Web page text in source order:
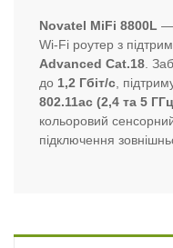
Novatel MiFi 8800L —
Wi-Fi роутер з
Advanced Cat.18.
до 1,2 Гбіт/с,
802.11ac (2,4 та 5
кольоровий
підключення